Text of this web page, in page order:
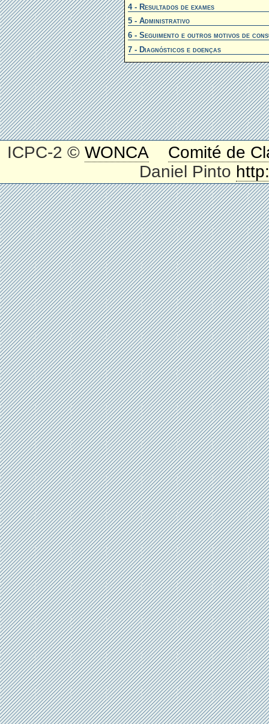
4 - Resultados de exames
5 - Administrativo
6 - Seguimento e outros motivos de
7 - Diagnósticos e doenças
ICPC-2 ©WONCA
Comité de
Daniel Pinto